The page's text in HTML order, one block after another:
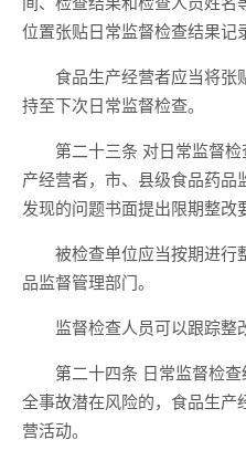
位置张贴日常监督检查结果记
食品生产经营者应当将张
持至下次日常监督检查。
第二十三条 对日常监督检
产经营者，市、县级食品药
发现的问题书面提出限期整改
被检查单位应当按期进行
品监督管理部门。
监督检查人员可以跟踪整改
第二十四条 日常监督检查
全事故潜在风险的，食品生
营活动。